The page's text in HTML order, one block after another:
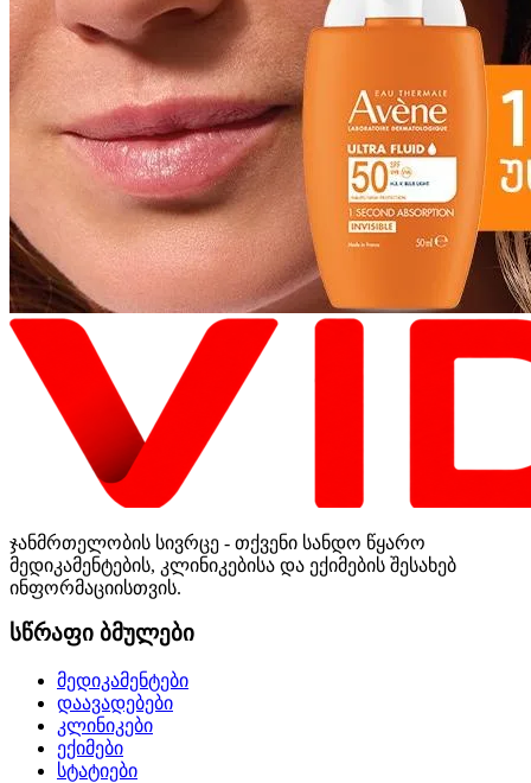
ჯანმრთელობის სივრცე - თქვენი სანდო წყარო
მედიკამენტების, კლინიკებისა და ექიმების შესახებ
ინფორმაციისთვის.
სწრაფი ბმულები
მედიკამენტები
დაავადებები
კლინიკები
ექიმები
სტატიები